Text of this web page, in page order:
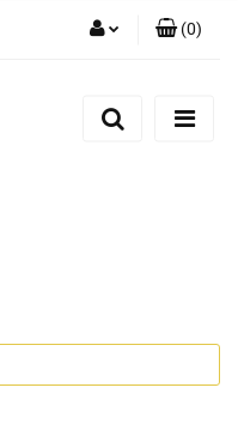
Zarejestruj się
(0)